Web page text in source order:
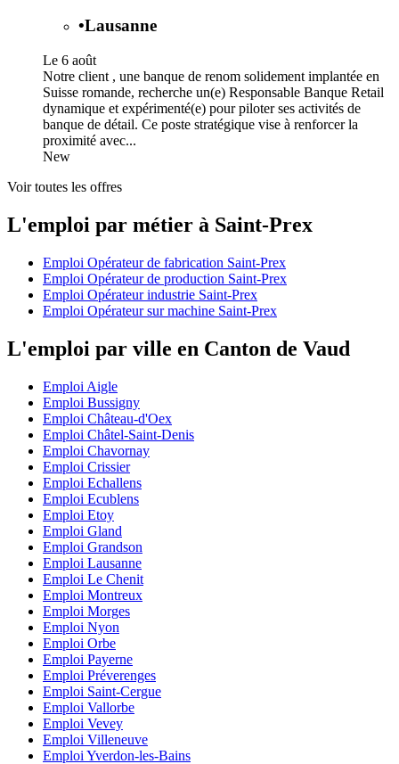
•Lausanne
Le 6 août
Notre client , une banque de renom solidement implantée en
Suisse romande, recherche un(e) Responsable Banque Retail
dynamique et expérimenté(e) pour piloter ses activités de
banque de détail. Ce poste stratégique vise à renforcer la
proximité avec...
New
Voir toutes les offres
L'emploi par métier à Saint-Prex
Emploi Opérateur de fabrication Saint-Prex
Emploi Opérateur de production Saint-Prex
Emploi Opérateur industrie Saint-Prex
Emploi Opérateur sur machine Saint-Prex
L'emploi par ville en Canton de Vaud
Emploi Aigle
Emploi Bussigny
Emploi Château-d'Oex
Emploi Châtel-Saint-Denis
Emploi Chavornay
Emploi Crissier
Emploi Echallens
Emploi Ecublens
Emploi Etoy
Emploi Gland
Emploi Grandson
Emploi Lausanne
Emploi Le Chenit
Emploi Montreux
Emploi Morges
Emploi Nyon
Emploi Orbe
Emploi Payerne
Emploi Préverenges
Emploi Saint-Cergue
Emploi Vallorbe
Emploi Vevey
Emploi Villeneuve
Emploi Yverdon-les-Bains